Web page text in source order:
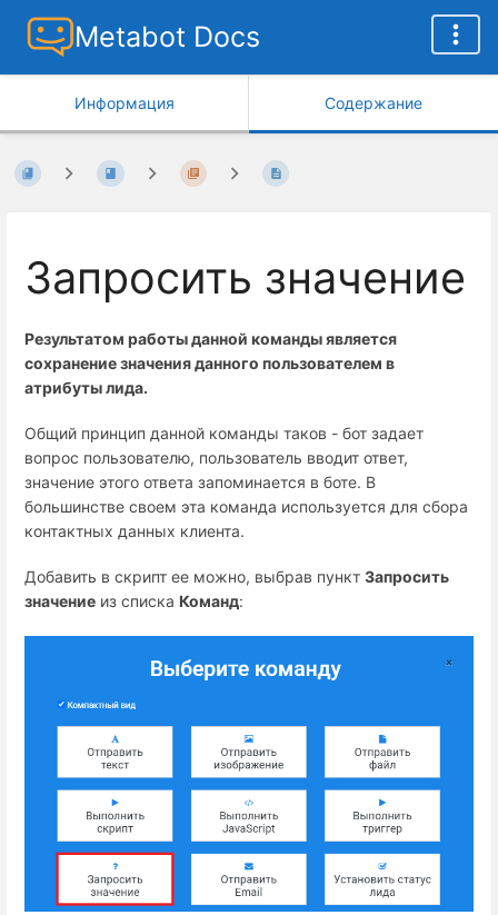
Metabot Docs
Информация Содержание
Запросить значение
Результатом работы данной команды является
сохранение значения данного пользователем в
атрибуты лида.
Общий принцип данной команды таков - бот задает
вопрос пользователю, пользователь вводит ответ,
значение этого ответа запоминается в боте. В
большинстве своем эта команда используется для сбора
контактных данных клиента.
Добавить в скрипт ее можно, выбрав пункт Запросить
значение из списка Команд: